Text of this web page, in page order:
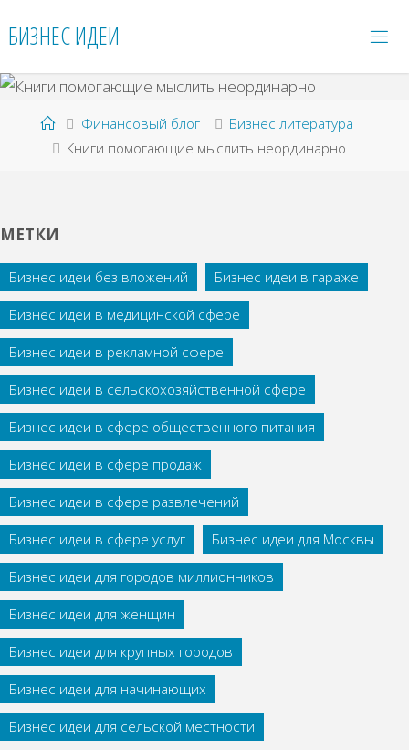
БИЗНЕС ИДЕИ
ГлавнаяФинансовый блог
Бизнес литература
Книги помогающие мыслить неординарно
МЕТКИ
Бизнес идеи без вложений
Бизнес идеи в гараже
Бизнес идеи в медицинской сфере
Бизнес идеи в рекламной сфере
Бизнес идеи в сельскохозяйственной сфере
Бизнес идеи в сфере общественного питания
Бизнес идеи в сфере продаж
Бизнес идеи в сфере развлечений
Бизнес идеи в сфере услуг
Бизнес идеи для Москвы
Бизнес идеи для городов миллионников
Бизнес идеи для женщин
Бизнес идеи для крупных городов
Бизнес идеи для начинающих
Бизнес идеи для сельской местности